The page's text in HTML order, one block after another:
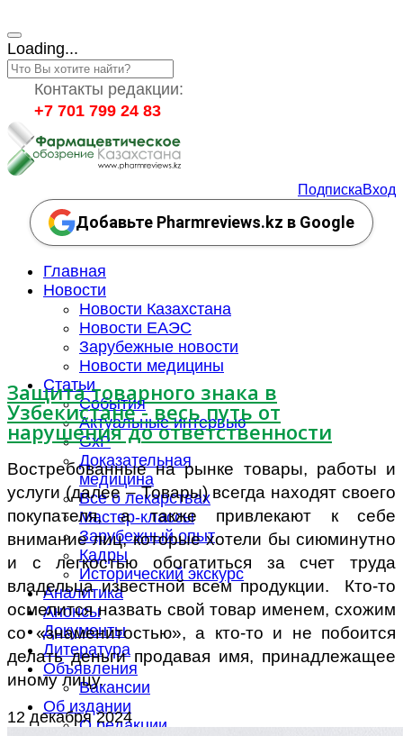
Loading...
Контакты редакции:
+7 701 799 24 83
ПодпискаВход
Добавьте Pharmreviews.kz в Google
Главная
Новости
Новости Казахстана
Новости ЕАЭС
Зарубежные новости
Новости медицины
Статьи
События
Актуальные интервью
GxP
Доказательная
медицина
Все о лекарствах
Мастер-классы
Зарубежный опыт
Кадры
Исторический экскурс
Аналитика
Анонсы
Документы
Литература
Объявления
Вакансии
Об издании
О редакции
Защита товарного знака в
Узбекистане - весь путь от
нарушения до ответственности
Востребованные на рынке товары, работы и
услуги (далее – Товары) всегда находят своего
покупателя, а также привлекают к себе
внимание лиц, которые хотели бы сиюминутно
и с легкостью обогатиться за счет труда
владельца известной всем продукции. Кто-то
осмелится назвать свой товар именем, схожим
со «знаменитостью», а кто-то и не побоится
делать деньги продавая имя, принадлежащее
иному лицу.
12 декабря 2024